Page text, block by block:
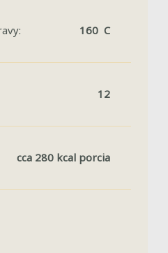
160 C
12
cca 280 kcal porcia